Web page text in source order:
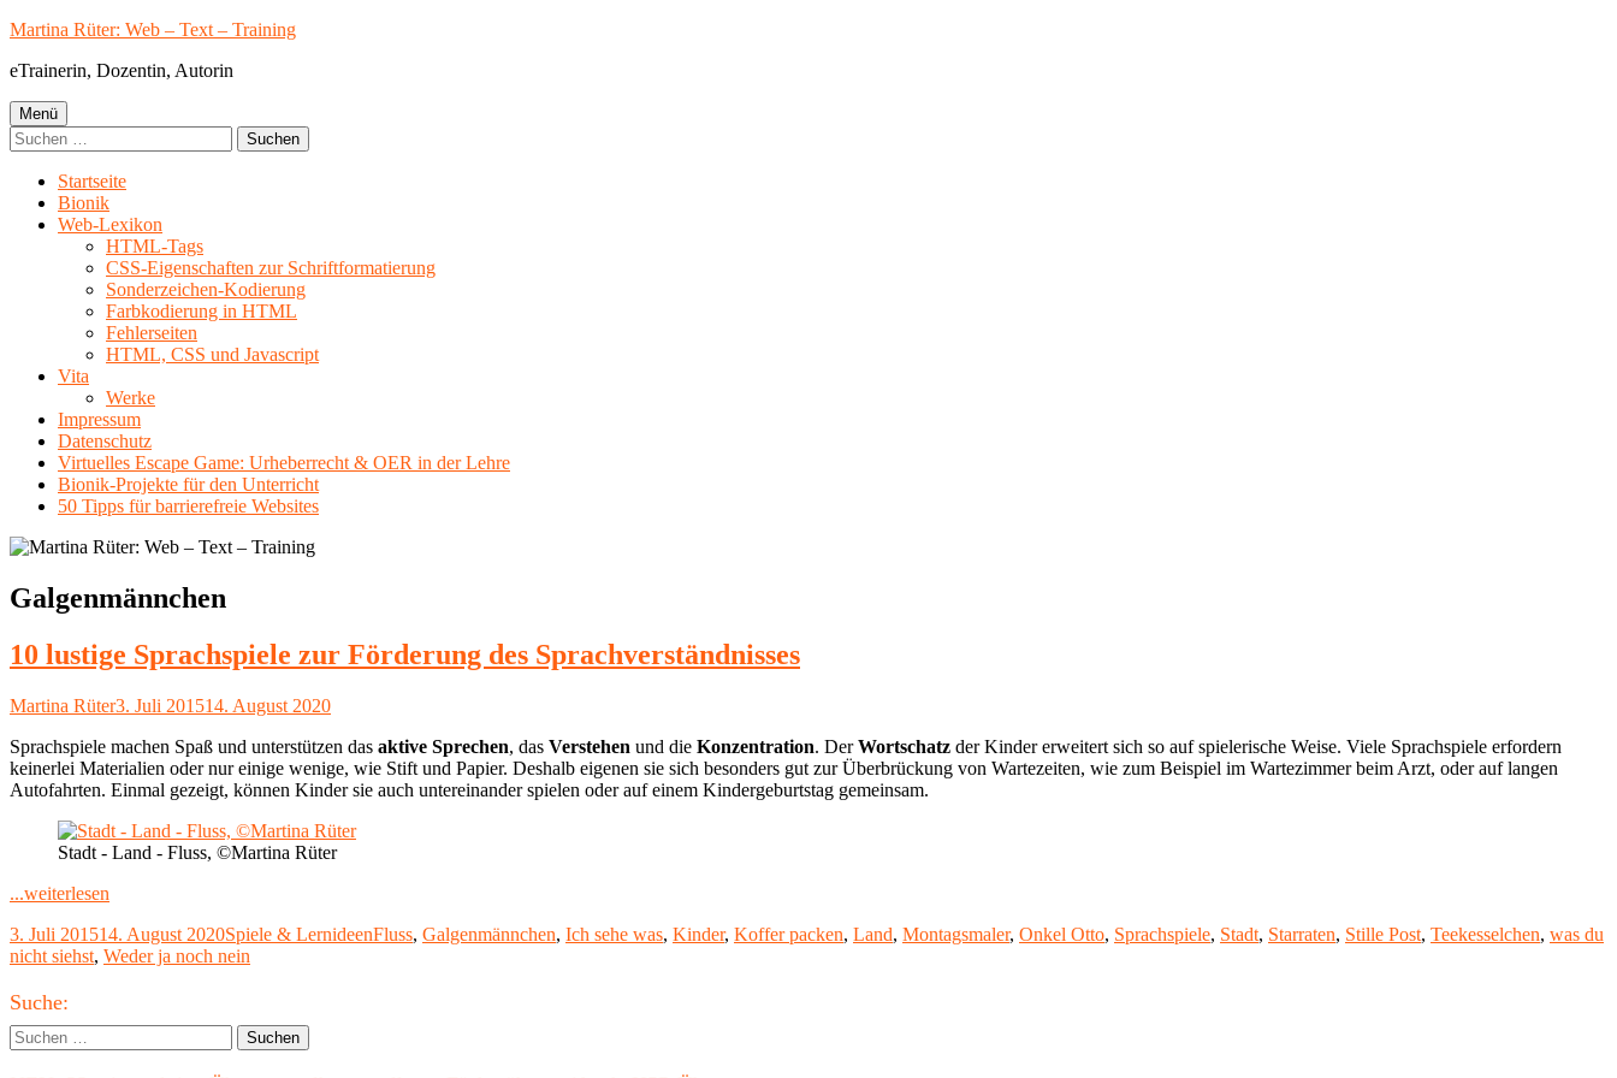
Springe
Inhalt
Martina Rüter: Web – Text – Training
eTrainerin, Dozentin, Autorin
Primäres
Menü
Menü
Suchen
nach:
Startseite
Bionik
Web-Lexikon
HTML-Tags
CSS-Eigenschaften zur Schriftformatierung
Sonderzeichen-Kodierung
Farbkodierung in HTML
Fehlerseiten
HTML, CSS und Javascript
Vita
Werke
Impressum
Datenschutz
Virtuelles Escape Game: Urheberrecht & OER in der Lehre
Bionik-Projekte für den Unterricht
50 Tipps für barrierefreie Websites
Schlagwort:
Galgenmännchen
10 lustige Sprachspiele zur Förderung des Sprachverständnisses
Autor
Martina RüterVeröffentlicht
3. Juli 201514. August 2020
Sprachspiele machen Spaß und unterstützen das aktive Sprechen, das Verstehen und die Konzentration. DerWortschatz der Kinder erweitert sich so auf spielerische Weise. Viele Sprachspiele erfordern
keinerlei Materialien oder nur einige wenige, wie Stift und Papier. Deshalb eigenen sie sich besonders gut zur Überbrückung von Wartezeiten, wie zum Beispiel im Wartezimmer beim Arzt, oder auf langen
Autofahrten. Einmal gezeigt, können Kinder sie auch untereinander spielen oder auf einem Kindergeburtstag gemeinsam.
Stadt - Land - Fluss, ©Martina Rüter
...weiterlesen
Sprachspiele
zur
Sprachverständnisses"
Veröffentlicht
am
3. Juli 201514. August 2020Kategorien
Spiele & LernideenSchlagwörter
Fluss, Galgenmännchen, Ich sehe was, Kinder, Koffer packen, Land, Montagsmaler, Onkel Otto, Sprachspiele, Stadt, Starraten, Stille Post, Teekesselchen, was du
nicht siehst, Weder ja noch nein
Haupt-
Seitenleiste
Suche:
Suchen
nach: